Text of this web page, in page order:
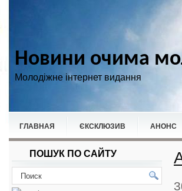
Новини очима
Молодіжне інтернет видання
ГЛАВНАЯ ЄКСКЛЮЗИВ АНОНС
НОВИНИ СПОРТ
ПОШУК ПО САЙТУ